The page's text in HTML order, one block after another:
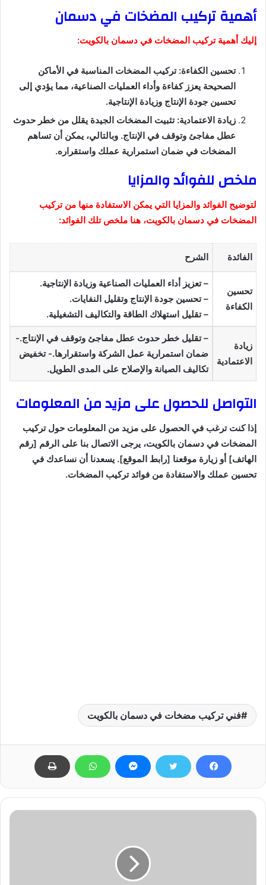
أهمية تركيب المضخات في دسمان
إليك أهمية تركيب المضخات في دسمان بالكويت:
تحسين الكفاءة: تركيب المضخات المناسبة في الأماكن
الصحيحة يعزز كفاءة وأداء العمليات الصناعية، مما يؤدي إلى
تحسين جودة الإنتاج وزيادة الإنتاجية.
زيادة الاعتمادية: تثبيت المضخات الجيدة يقلل من خطر حدوث
عطل مفاجئ وتوقف في الإنتاج. وبالتالي، يمكن أن تساهم
المضخات في ضمان استمرارية عملك واستقراره.
ملخص للفوائد والمزايا
لتوضيح الفوائد والمزايا التي يمكن الاستفادة منها من تركيب
المضخات في دسمان بالكويت، هنا ملخص تلك الفوائد:
الفائدة الشرح
تحسين
الكفاءة
– تعزيز أداء العمليات الصناعية وزيادة الإنتاجية.
– تحسين جودة الإنتاج وتقليل النفايات.
– تقليل استهلاك الطاقة والتكاليف التشغيلية.
زيادة
الاعتمادية
– تقليل خطر حدوث عطل مفاجئ وتوقف في الإنتاج.-
ضمان استمرارية عمل الشركة واستقرارها.- تخفيض
تكاليف الصيانة والإصلاح على المدى الطويل.
التواصل للحصول على مزيد من المعلومات
إذا كنت ترغب في الحصول على مزيد من المعلومات حول تركيب
المضخات في دسمان بالكويت، يرجى الاتصال بنا على الرقم [رقم
الهاتف] أو زيارة موقعنا [رابط الموقع]. يسعدنا أن نساعدك في
تحسين عملك والاستفادة من فوائد تركيب المضخات.
فني تركيب مضخات في دسمان بالكويت